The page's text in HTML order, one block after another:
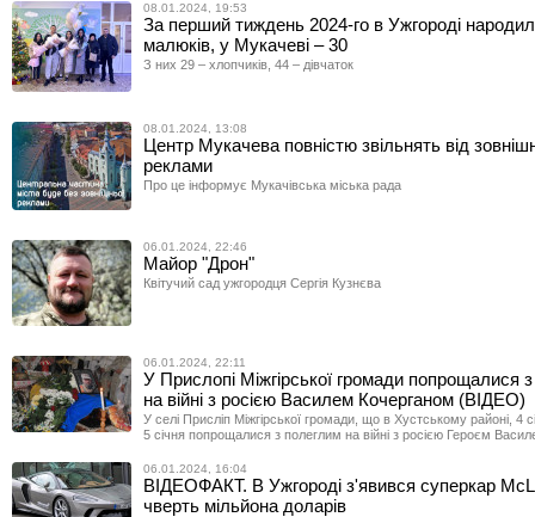
08.01.2024, 19:53
За перший тиждень 2024-го в Ужгороді
малюків, у Мукачеві – 30
З них 29 – хлопчиків, 44 – дівчаток
08.01.2024, 13:08
Центр Мукачева повністю звільнять від
реклами
Про це інформує Мукачівська міська рада
06.01.2024, 22:46
Майор "Дрон"
Квітучий сад ужгородця Сергія Кузнєва
06.01.2024, 22:11
У Прислопі Міжгірської громади попрощалися
на війні з росією Василем Кочерганом (ВІДЕО)
У селі Присліп Міжгірської громади, що в Хустському районі, 4
5 січня попрощалися з полеглим на війні з росією Героєм
06.01.2024, 16:04
ВІДЕОФАКТ. В Ужгороді з'явився суперкар
чверть мільйона доларів